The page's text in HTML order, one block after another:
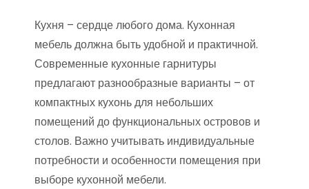
Кухня – сердце любого дома. Кухонная
мебель должна быть удобной и практичной.
Современные кухонные гарнитуры
предлагают разнообразные варианты – от
компактных кухонь для небольших
помещений до функциональных островов и
столов. Важно учитывать индивидуальные
потребности и особенности помещения при
выборе кухонной мебели.